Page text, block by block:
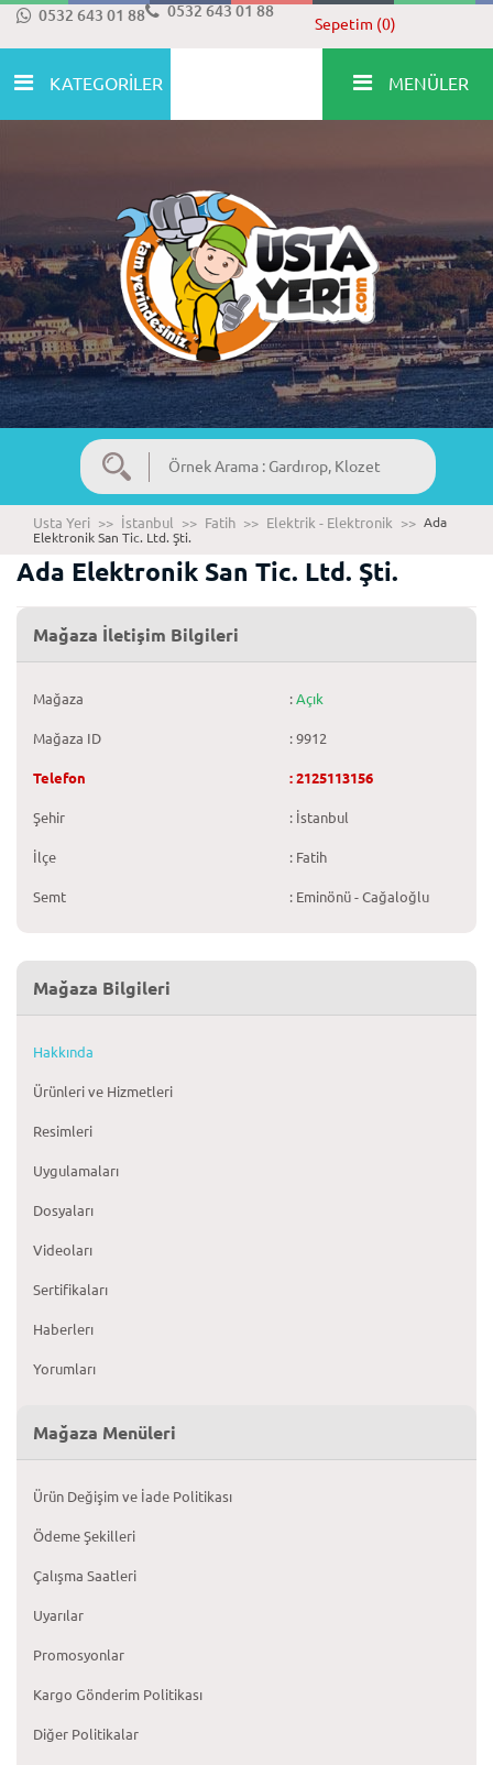
0532 643 01 88 0532 643 01 88
Sepetim (0)
KATEGORİLER MENÜLER
Usta Yeri >> İstanbul >> Fatih >> Elektrik - Elektronik >> Ada
Elektronik San Tic. Ltd. Şti.
Ada Elektronik San Tic. Ltd. Şti.
Mağaza İletişim Bilgileri
Mağaza : Açık
Mağaza ID : 9912
Telefon : 2125113156
Şehir : İstanbul
İlçe : Fatih
Semt : Eminönü - Cağaloğlu
Mağaza Bilgileri
Hakkında
Ürünleri ve Hizmetleri
Resimleri
Uygulamaları
Dosyaları
Videoları
Sertifikaları
Haberlerı
Yorumları
Mağaza Menüleri
Ürün Değişim ve İade Politikası
Ödeme Şekilleri
Çalışma Saatleri
Uyarılar
Promosyonlar
Kargo Gönderim Politikası
Diğer Politikalar